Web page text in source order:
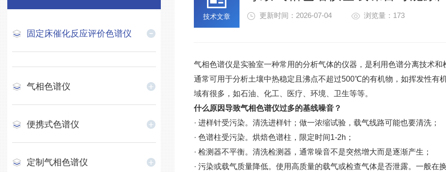
固定床催化反应评价色谱仪
气相色谱仪
便携式色谱仪
定制气相色谱仪
技术文章 更新时间：2026-07-04 浏览量：173
气相色谱仪是实验室一种常用的分析气体的仪器，是利用色谱分离技术
通常可用于分析土壤中热稳定且沸点不超过500℃的有机物，如挥发性有
域有很多，如石油、化工、医疗、环境、卫生等等。
什么原因导致气相色谱仪过多的基线噪音？
· 进样针受污染。清洗进样针；做一浓缩试验，载气线路可能也要清洗；
· 色谱柱受污染。烘焙色谱柱，限定时间1-2h；
· 检测器不平衡。清洗检测器，通常噪音不是突然增大而是逐渐产生；
· 污染或载气质量降低。使用高质量的载气或检查气体是否泄露。一般在